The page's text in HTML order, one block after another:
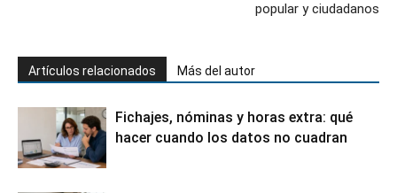
popular y ciudadanos
Artículos relacionados Más del autor
Fichajes, nóminas y horas extra: qué
hacer cuando los datos no cuadran